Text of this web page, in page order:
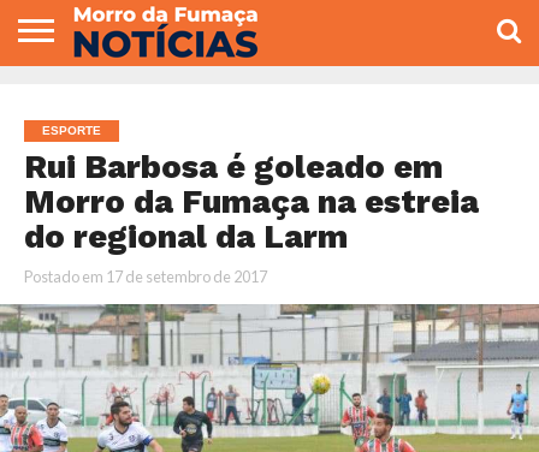
VEREADORES
ESPORTE
Rui Barbosa é goleado em
Morro da Fumaça na estreia
do regional da Larm
Postado em 17 de setembro de 2017